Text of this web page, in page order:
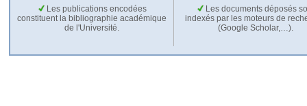
Les publications encodées
constituent la bibliographie académique
de l'Université.
Les documents déposés
indexés par les moteurs de
(Google Scholar,…).